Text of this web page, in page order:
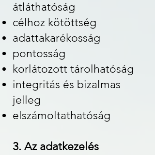
átláthatóság
célhoz kötöttség
adattakarékosság
pontosság
korlátozott tárolhatóság
integritás és bizalmas
jelleg
elszámoltathatóság
3. Az adatkezelés